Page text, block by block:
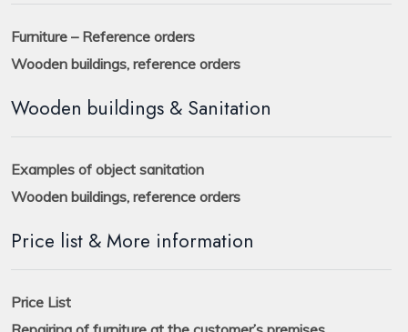
Furniture – Reference orders
Wooden buildings, reference orders
Wooden buildings & Sanitation
Examples of object sanitation
Wooden buildings, reference orders
Price list & More information
Price List